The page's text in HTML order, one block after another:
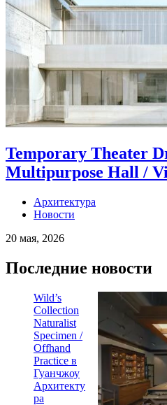
Temporary Theater
Multipurpose Hall /
Архитектура
Новости
20 мая, 2026
Последние новости
Wild’s
Collection
Naturalist
Specimen /
Offhand
Practice в
Гуанчжоу
Архитекту
ра